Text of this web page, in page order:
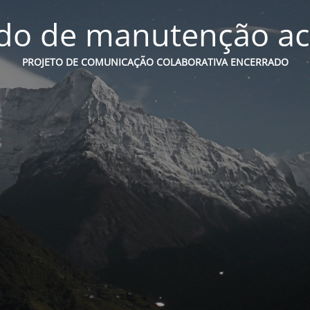
de manutenção
PROJETO DE COMUNICAÇÃO COLABORATIVA ENCERRADO